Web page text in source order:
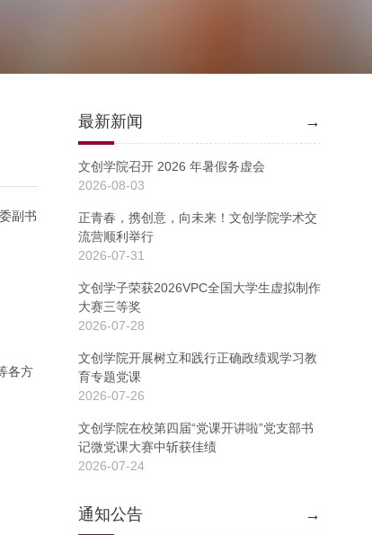
副书
各方
最新新闻 →
文创学院召开 2026 年暑假务虚会
2026-08-03
正青春，携创意，向未来！文创学院学术交
流营顺利举行
2026-07-31
文创学子荣获2026VPC全国大学生虚拟制作
大赛三等奖
2026-07-28
文创学院开展树立和践行正确政绩观学习教
育专题党课
2026-07-26
文创学院在校第四届“党课开讲啦”党支部书
记微党课大赛中斩获佳绩
2026-07-24
通知公告 →